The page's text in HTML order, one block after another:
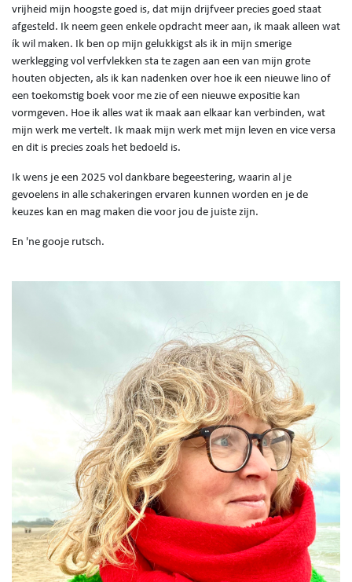
vrijheid mijn hoogste goed is, dat mijn drijfveer precies goed staat
afgesteld. Ik neem geen enkele opdracht meer aan, ik maak alleen wat
ík wil maken. Ik ben op mijn gelukkigst als ik in mijn smerige
werklegging vol verfvlekken sta te zagen aan een van mijn grote
houten objecten, als ik kan nadenken over hoe ik een nieuwe lino of
een toekomstig boek voor me zie of een nieuwe expositie kan
vormgeven. Hoe ik alles wat ik maak aan elkaar kan verbinden, wat
mijn werk me vertelt. Ik maak mijn werk met mijn leven en vice versa
en dit is precies zoals het bedoeld is.
Ik wens je een 2025 vol dankbare begeestering, waarin al je
gevoelens in alle schakeringen ervaren kunnen worden en je de
keuzes kan en mag maken die voor jou de juiste zijn.
En 'ne gooje rutsch.